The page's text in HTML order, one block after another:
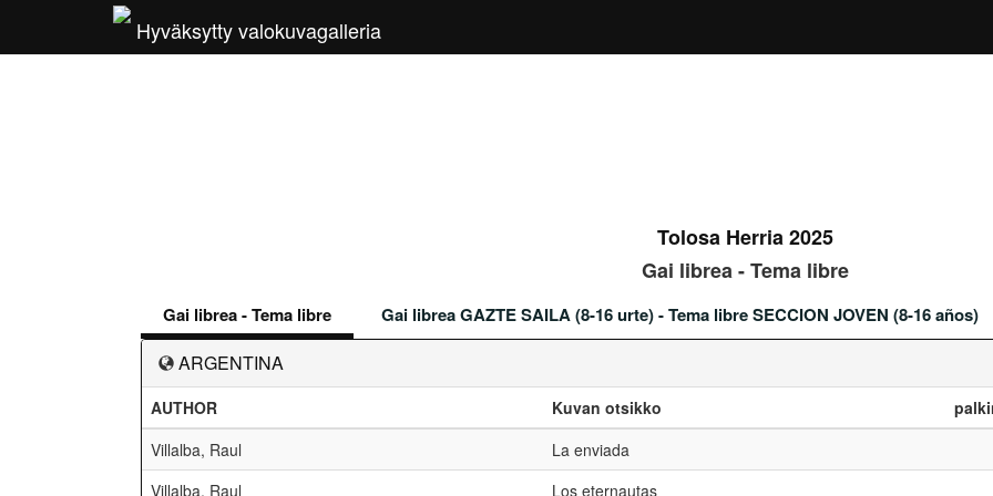
Hyväksytty valokuvagalleria
Tolosa Herria 2025
Gai librea - Tema libre
Gai librea - Tema libre Gai librea GAZTE SAILA (8-16 urte) - Tema libre SECCION JOVEN (8-16 años)
ARGENTINA
AUTHOR Kuvan otsikko
Villalba, Raul
La enviada
Villalba, Raul
Los eternautas